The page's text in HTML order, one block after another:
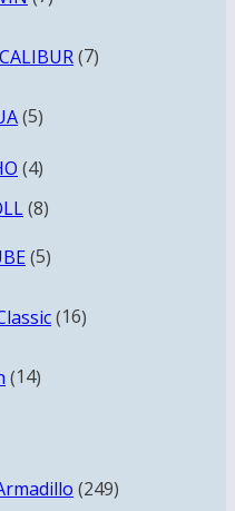
77
55
44
товара
88
55
1616
1414
249249